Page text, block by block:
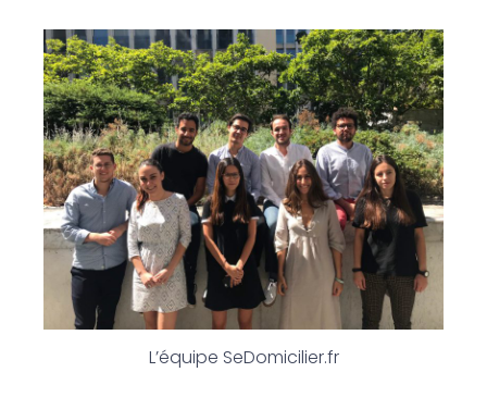
L’équipe SeDomicilier.fr